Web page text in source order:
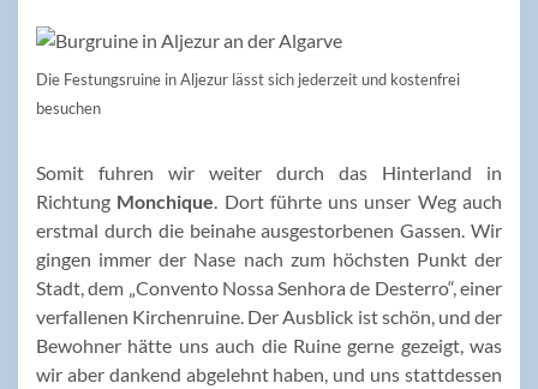
Die Festungsruine in Aljezur lässt sich jederzeit und kostenfrei
besuchen
Somit fuhren wir weiter durch das Hinterland in
Richtung Monchique. Dort führte uns unser Weg auch
erstmal durch die beinahe ausgestorbenen Gassen. Wir
gingen immer der Nase nach zum höchsten Punkt der
Stadt, dem „Convento Nossa Senhora de Desterro“, einer
verfallenen Kirchenruine. Der Ausblick ist schön, und der
Bewohner hätte uns auch die Ruine gerne gezeigt, was
wir aber dankend abgelehnt haben, und uns stattdessen